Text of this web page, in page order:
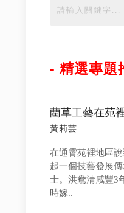
- 精選專題
藺草工藝在苑
黃莉芸
在通霄苑裡地區
起一個技藝發展
士。洪鴦清咸豐3
時嫁..